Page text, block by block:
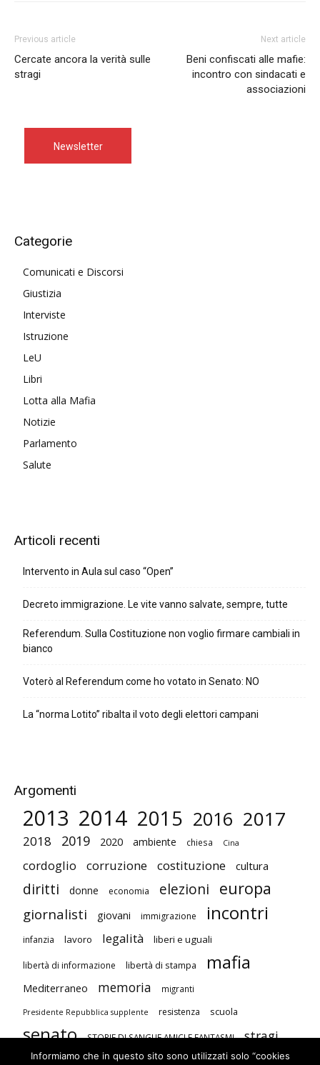
Previous article
Cercate ancora la verità sulle
stragi
Next article
Beni confiscati alle mafie:
incontro con sindacati e
associazioni
Newsletter
Categorie
Comunicati e Discorsi
Giustizia
Interviste
Istruzione
LeU
Libri
Lotta alla Mafia
Notizie
Parlamento
Salute
Articoli recenti
Intervento in Aula sul caso “Open”
Decreto immigrazione. Le vite vanno salvate, sempre, tutte
Referendum. Sulla Costituzione non voglio firmare cambiali in
bianco
Voterò al Referendum come ho votato in Senato: NO
La “norma Lotito” ribalta il voto degli elettori campani
Argomenti
2013 2014 2015 2016 2017
2018 2019 2020 ambiente chiesa Cina
cordoglio corruzione costituzione cultura
diritti donne economia elezioni europa
giornalisti giovani immigrazione incontri
infanzia lavoro legalità liberi e uguali
libertà di informazione libertà di stampa mafia
Mediterraneo memoria migranti
Presidente Repubblica supplente resistenza scuola
senato STORIE DI SANGUE AMICI E FANTASMI stragi
studenti terrorismo Unione Europea
Informiamo che in questo sito sono utilizzati solo “cookies